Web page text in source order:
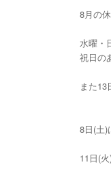
8月の休
水曜・
祝日の
また13
8日(土)
11日(